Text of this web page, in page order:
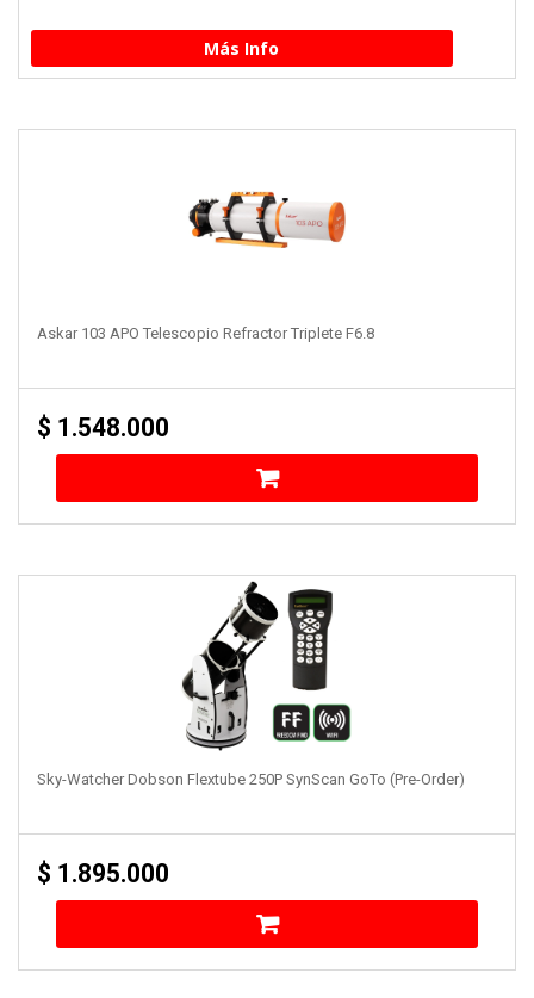
Más Info
Askar 103 APO Telescopio Refractor Triplete F6.8
$ 1.548.000
Sky-Watcher Dobson Flextube 250P SynScan GoTo (Pre-Order)
$ 1.895.000